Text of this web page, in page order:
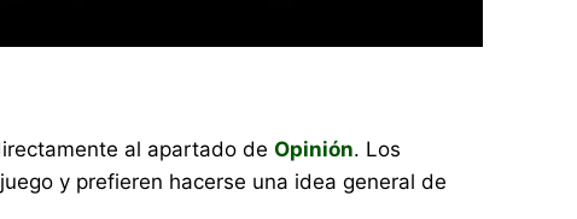
al apartado deOpinión. Los
y prefieren hacerse una idea general de